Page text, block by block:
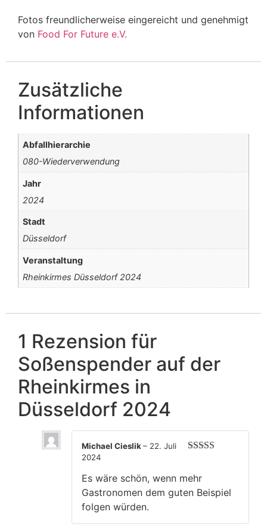
Fotos freundlicherweise eingereicht und genehmigt
von Food For Future e.V.
Zusätzliche
Informationen
Abfallhierarchie
080-Wiederverwendung
Jahr
2024
Stadt
Düsseldorf
Veranstaltung
Rheinkirmes Düsseldorf 2024
1 Rezension für
Soßenspender auf der
Rheinkirmes in
Düsseldorf 2024
von 5
Michael Cieslik – 22. Juli
2024
Es wäre schön, wenn mehr
Gastronomen dem guten Beispiel
folgen würden.